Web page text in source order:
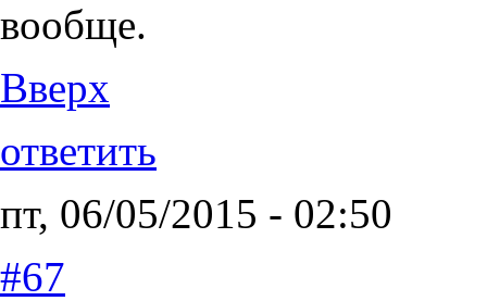
вообще.
Вверх
ответить
пт, 06/05/2015 - 02:50
#67